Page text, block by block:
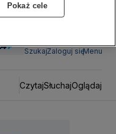
SzukajZaloguj sięMenu
CzytajSłuchajOglądaj
Pokaż cele